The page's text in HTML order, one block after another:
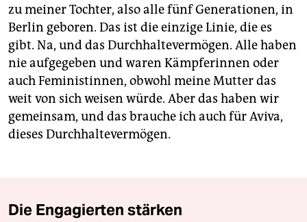
zu meiner Tochter, also alle fünf Generationen, in
Berlin geboren. Das ist die einzige Linie, die es
gibt. Na, und das Durchhaltevermögen. Alle haben
nie aufgegeben und waren Kämpferinnen oder
auch Feministinnen, obwohl meine Mutter das
weit von sich weisen würde. Aber das haben wir
gemeinsam, und das brauche ich auch für Aviva,
dieses Durchhaltevermögen.
Die Engagierten stärken